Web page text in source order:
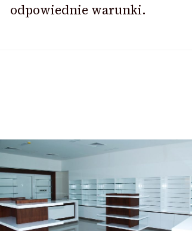
odpowiednie warunki.